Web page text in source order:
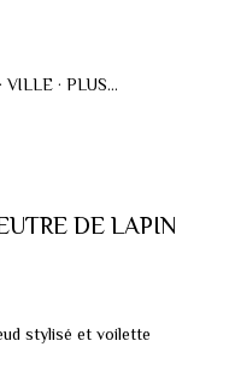
VILLE PLUS…
DE LAPIN
stylisé et voilette